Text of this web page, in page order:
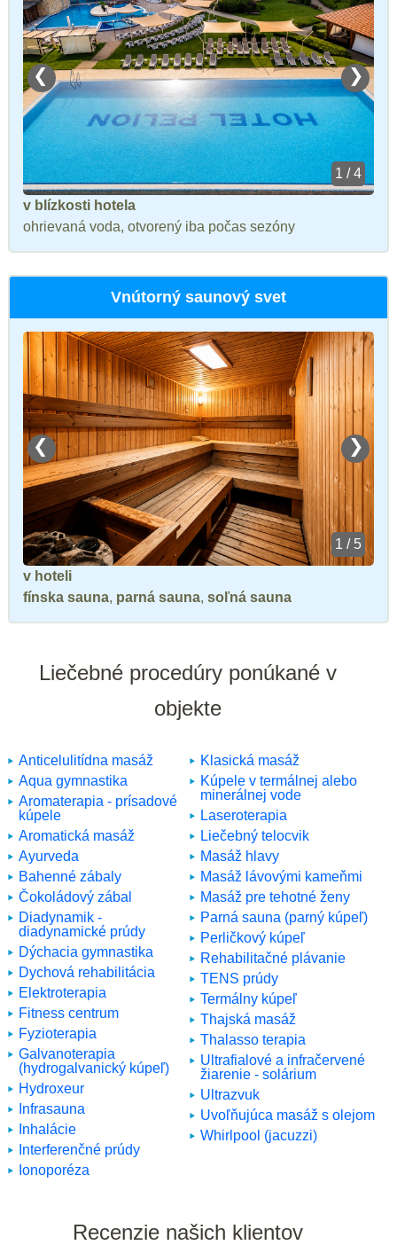
❮ ❯
1 / 4
v blízkosti hotela
ohrievaná voda, otvorený iba počas sezóny
Vnútorný saunový svet
❮ ❯
1 / 5
v hoteli
fínska sauna, parná sauna, soľná sauna
Liečebné procedúry ponúkané v
objekte
Anticelulitídna masáž
Aqua gymnastika
Aromaterapia - prísadové
kúpele
Aromatická masáž
Ayurveda
Bahenné zábaly
Čokoládový zábal
Diadynamik -
diadynamické prúdy
Dýchacia gymnastika
Dychová rehabilitácia
Elektroterapia
Fitness centrum
Fyzioterapia
Galvanoterapia
(hydrogalvanický kúpeľ)
Hydroxeur
Infrasauna
Inhalácie
Interferenčné prúdy
Ionoporéza
Klasická masáž
Kúpele v termálnej alebo
minerálnej vode
Laseroterapia
Liečebný telocvik
Masáž hlavy
Masáž lávovými kameňmi
Masáž pre tehotné ženy
Parná sauna (parný kúpeľ)
Perličkový kúpeľ
Rehabilitačné plávanie
TENS prúdy
Termálny kúpeľ
Thajská masáž
Thalasso terapia
Ultrafialové a infračervené
žiarenie - solárium
Ultrazvuk
Uvoľňujúca masáž s olejom
Whirlpool (jacuzzi)
Recenzie našich klientov